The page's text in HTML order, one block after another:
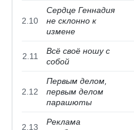
2.10
Сердце Геннадия
не склонно к
измене
2.11
Всё своё ношу с
собой
2.12
Первым делом,
первым делом
парашюты
2.13
Реклама